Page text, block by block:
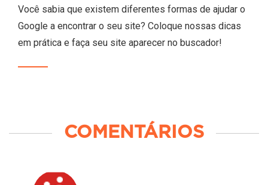
Você sabia que existem diferentes formas de ajudar o
Google a encontrar o seu site? Coloque nossas dicas
em prática e faça seu site aparecer no buscador!
COMENTÁRIOS